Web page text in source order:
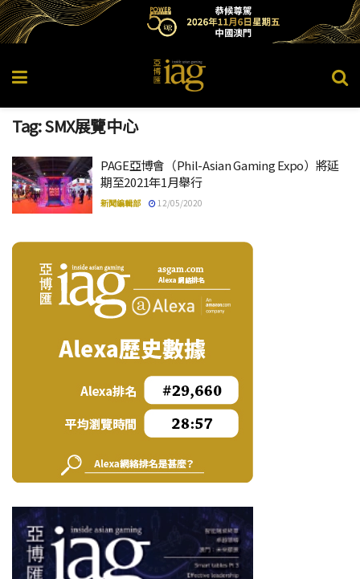
Tag:SMX展覽中心
PAGE亞博會（Phil-Asian Gaming Expo）將延
期至2021年1月舉行
新聞編輯部 12/05/2020